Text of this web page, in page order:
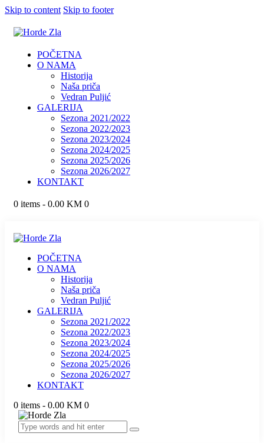
Skip to content Skip to footer
POČETNA
O NAMA
Historija
Naša priča
Vedran Puljić
GALERIJA
Sezona 2021/2022
Sezona 2022/2023
Sezona 2023/2024
Sezona 2024/2025
Sezona 2025/2026
Sezona 2026/2027
KONTAKT
0 items - 0.00 KM 0
POČETNA
O NAMA
Historija
Naša priča
Vedran Puljić
GALERIJA
Sezona 2021/2022
Sezona 2022/2023
Sezona 2023/2024
Sezona 2024/2025
Sezona 2025/2026
Sezona 2026/2027
KONTAKT
0 items - 0.00 KM 0